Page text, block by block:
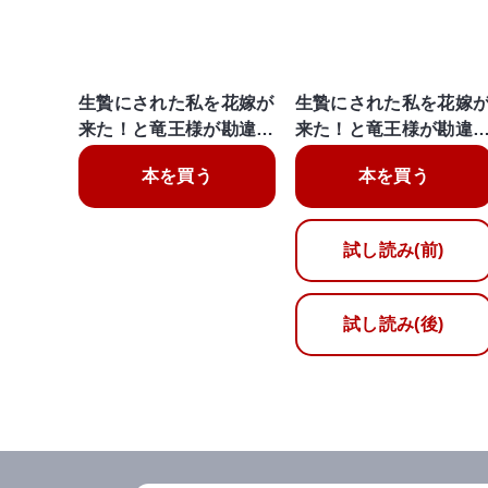
生贄にされた私を花嫁が
来た！と竜王様が勘違…
本を買う
生贄にされた私を花嫁
来た！と竜王様が勘違
本を買う
試し読み(前)
試し読み(後)